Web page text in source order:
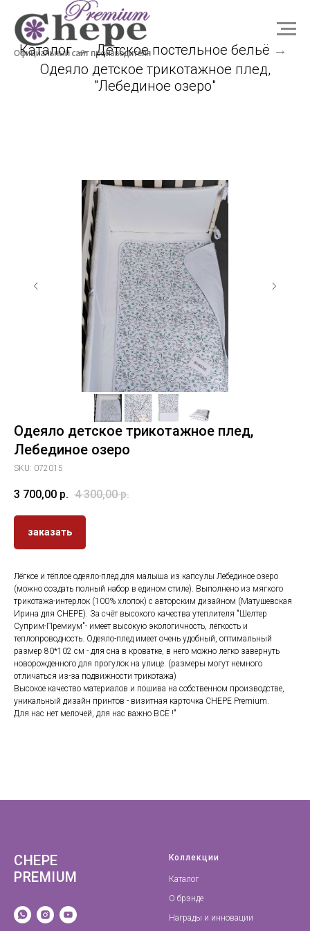
Каталог → Детское постельное бельё →
Одеяло детское трикотажное плед,
"Лебединое озеро"
Одеяло детское трикотажное плед,
Лебединое озеро
SKU: 072015
3 700,00 р. 4 300,00 р.
заказать
Лёгкое и тёплое одеяло-плед для малыша из капсулы Лебединое озеро
(можно создать полный набор в едином стиле). Выполнено из мягкого
трикотажа-интерлок (100% хлопок) с авторским дизайном (Матушевская
Ирина для CHEPE). За счёт высокого качества утеплителя "Шелтер
Суприм-Премиум"- имеет высокую экологичность, лёгкость и
теплопроводность. Одеяло-плед имеет очень удобный, оптимальный
размер 80*102 см - для сна в кроватке, в него можно легко завернуть
новорожденного для прогулок на улице. (размеры могут немного
отличаться из-за подвижности трикотажа)
Высокое качество материалов и пошива на собственном производстве,
уникальный дизайн принтов - визитная карточка CHEPE Premium.
Для нас нет мелочей, для нас важно ВСЁ !"
CHEPE
PREMIUM
Коллекции
Каталог
О брэнде
Награды и инновации